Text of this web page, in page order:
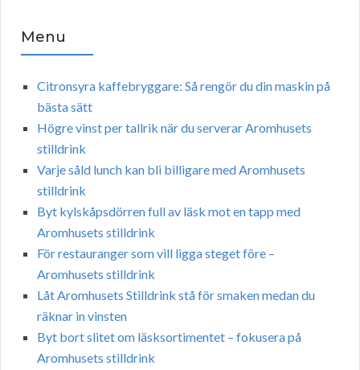
Menu
Citronsyra kaffebryggare: Så rengör du din maskin på
bästa sätt
Högre vinst per tallrik när du serverar Aromhusets
stilldrink
Varje såld lunch kan bli billigare med Aromhusets
stilldrink
Byt kylskåpsdörren full av läsk mot en tapp med
Aromhusets stilldrink
För restauranger som vill ligga steget före –
Aromhusets stilldrink
Låt Aromhusets Stilldrink stå för smaken medan du
räknar in vinsten
Byt bort slitet om läsksortimentet – fokusera på
Aromhusets stilldrink